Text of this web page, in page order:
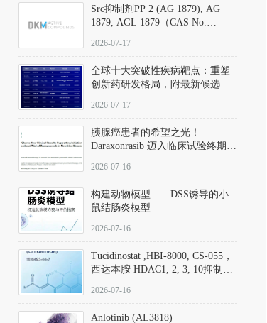
中，其靶向ROCK的选择性超过
200倍，凸显出优异的分子特异
Src抑制剂PP 2 (AG 1879), AG
1879, AGL 1879（CAS No.
应用指南
2026-07-17
全球十大突破性疾病靶点：重塑
创新药研发格局，附最新候选分
2026-07-17
胰腺癌患者的希望之光！
Daraxonrasib 迈入临床试验终期阶
2026-07-16
构建动物模型——DSS诱导的小
鼠结肠炎模型
2026-07-16
Tucidinostat ,HBI-8000, CS-055，
西达本胺 HDAC1, 2, 3, 10抑制剂
D808567) - DKM活性分子
2026-07-16
Anlotinib (AL3818)